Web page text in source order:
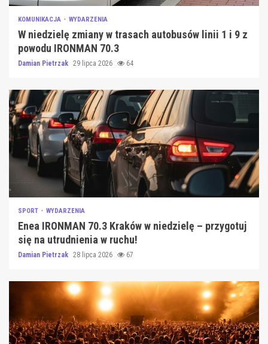
KOMUNIKACJA WYDARZENIA
W niedzielę zmiany w trasach autobusów linii 1 i 9 z
powodu IRONMAN 70.3
Damian Pietrzak 29 lipca 2026 64
SPORT WYDARZENIA
Enea IRONMAN 70.3 Kraków w niedzielę – przygotuj
się na utrudnienia w ruchu!
Damian Pietrzak 28 lipca 2026 67